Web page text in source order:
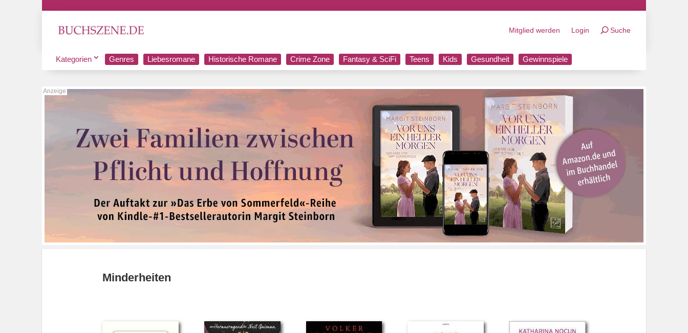
Mitglied werden Login Suche
Kategorien Genres Liebesromane Historische Romane Crime Zone Fantasy & SciFi Teens Kids Gesundheit Gewinnspiele
Minderheiten